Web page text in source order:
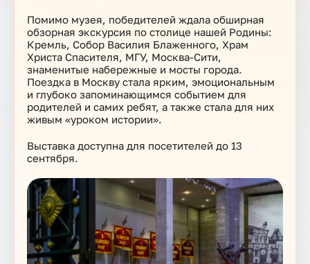
Помимо музея, победителей ждала обширная
обзорная экскурсия по столице нашей Родины:
Кремль, Собор Василия Блаженного, Храм
Христа Спасителя, МГУ, Москва-Сити,
знаменитые набережные и мосты города.
Поездка в Москву стала ярким, эмоциональным
и глубоко запоминающимся событием для
родителей и самих ребят, а также стала для них
живым «уроком истории».
Выставка доступна для посетителей до 13
сентября.